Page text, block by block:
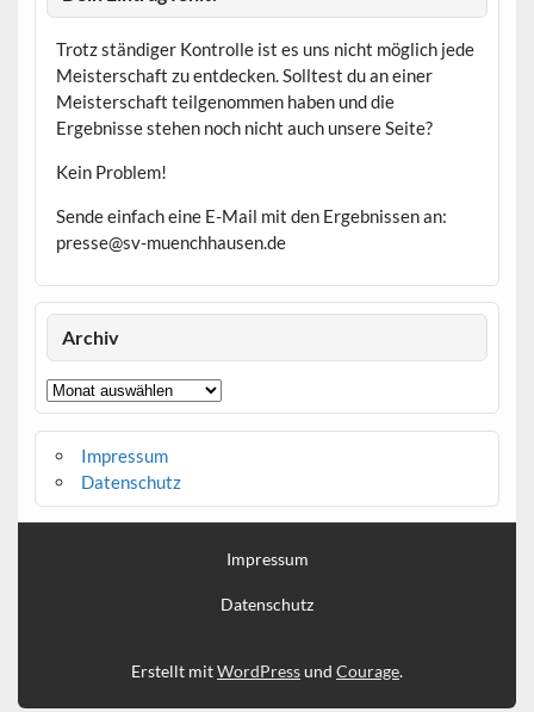
Trotz ständiger Kontrolle ist es uns nicht möglich jede
Meisterschaft zu entdecken. Solltest du an einer
Meisterschaft teilgenommen haben und die
Ergebnisse stehen noch nicht auch unsere Seite?
Kein Problem!
Sende einfach eine E-Mail mit den Ergebnissen an:
presse@sv-muenchhausen.de
Archiv
Archiv
Impressum
Datenschutz
Impressum
Datenschutz
Erstellt mitWordPressund Courage.